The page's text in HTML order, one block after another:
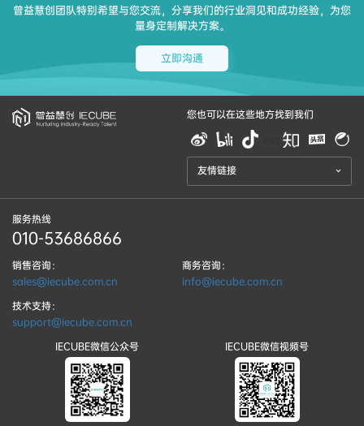
曾益慧创团队特别希望与您交流，分享我们的行业洞见和成功经验，为您
量身定制解决方案。
立即沟通
您也可以在这些地方找到我们
友情链接
服务热线
010-53686866
销售咨询：
sales@iecube.com.cn
商务咨询：
info@iecube.com.cn
技术支持：
support@iecube.com.cn
IECUBE微信公众号
IECUBE微信视频号